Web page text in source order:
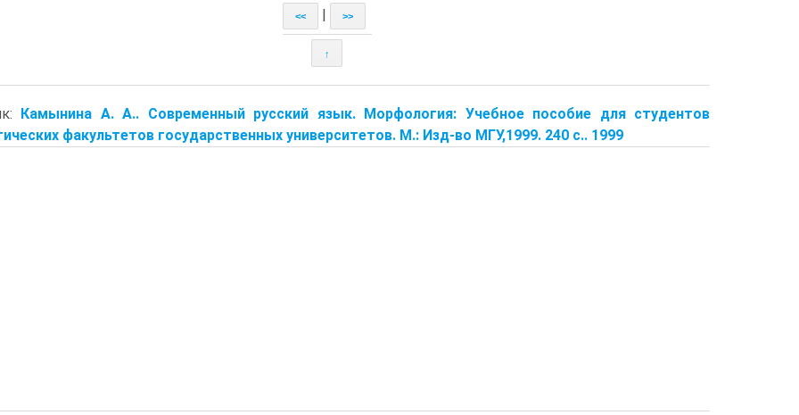
<< >>
↑
Камынина А. А.. Современный русский язык. Морфология: Учебное пособие для студентов
факультетов государственных университетов. М.: Изд-во МГУ,1999. 240 с.. 1999